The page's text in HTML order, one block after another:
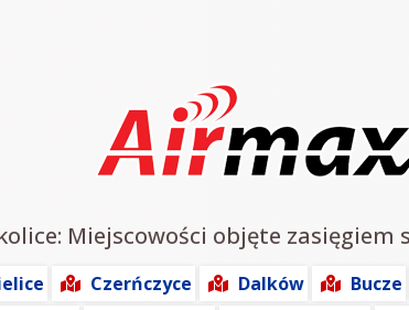
Miejscowości objęte zasięgiem
Czerńczyce Dalków Bucze